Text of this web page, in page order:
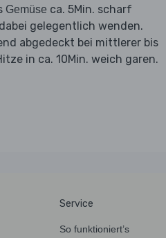
Gemüse ca. 5Min. scharf
gelegentlich wenden.
abgedeckt bei mittlerer bis
in ca. 10Min. weich garen.
Service
So funktioniert’s